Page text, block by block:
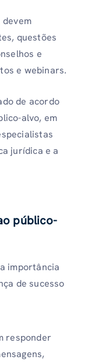
questões
e
e webinars.
de acordo
alvo, em
jurídica e a
público-
importância
de sucesso
responder